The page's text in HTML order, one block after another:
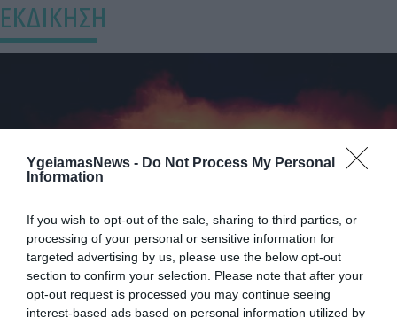
YgeiamasNews - Do Not Process My Personal
Information
If you wish to opt-out of the sale, sharing to third parties, or
processing of your personal or sensitive information for
targeted advertising by us, please use the below opt-out
section to confirm your selection. Please note that after your
opt-out request is processed you may continue seeing
interest-based ads based on personal information utilized by
ΕΚΔΙΚΗΣΗ
ΨΥΧΟΛΟΓΙΑ
Πιο επίκαιρο από ποτέ:Η θεραπευτική
δύναμη της συγχώρεσης